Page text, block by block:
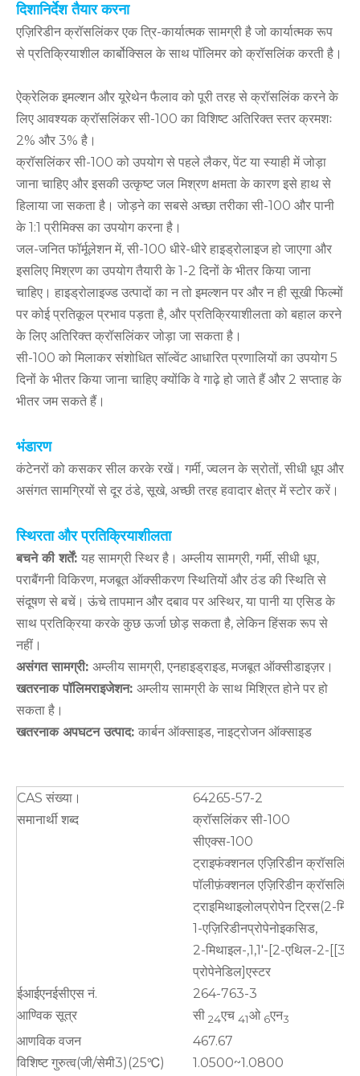
दिशानिर्देश तैयार करना
एज़िरिडीन क्रॉसलिंकर एक त्रि-कार्यात्मक सामग्री है जो कार्यात्मक रूप
से प्रतिक्रियाशील कार्बोक्सिल के साथ पॉलिमर को क्रॉसलिंक करती है।
ऐक्रेलिक इमल्शन और यूरेथेन फैलाव को पूरी तरह से क्रॉसलिंक करने के
लिए आवश्यक क्रॉसलिंकर सी-100 का विशिष्ट अतिरिक्त स्तर क्रमशः
2% और 3% है।
क्रॉसलिंकर सी-100 को उपयोग से पहले लैकर, पेंट या स्याही में जोड़ा
जाना चाहिए और इसकी उत्कृष्ट जल मिश्रण क्षमता के कारण इसे हाथ से
हिलाया जा सकता है। जोड़ने का सबसे अच्छा तरीका सी-100 और पानी
के 1:1 प्रीमिक्स का उपयोग करना है।
जल-जनित फॉर्मूलेशन में, सी-100 धीरे-धीरे हाइड्रोलाइज हो जाएगा और
इसलिए मिश्रण का उपयोग तैयारी के 1-2 दिनों के भीतर किया जाना
चाहिए। हाइड्रोलाइज्ड उत्पादों का न तो इमल्शन पर और न ही सूखी फिल्मों
पर कोई प्रतिकूल प्रभाव पड़ता है, और प्रतिक्रियाशीलता को बहाल करने
के लिए अतिरिक्त क्रॉसलिंकर जोड़ा जा सकता है।
सी-100 को मिलाकर संशोधित सॉल्वेंट आधारित प्रणालियों का उपयोग 5
दिनों के भीतर किया जाना चाहिए क्योंकि वे गाढ़े हो जाते हैं और 2 सप्ताह के
भीतर जम सकते हैं।
भंडारण
कंटेनरों को कसकर सील करके रखें। गर्मी, ज्वलन के स्रोतों, सीधी धूप और
असंगत सामग्रियों से दूर ठंडे, सूखे, अच्छी तरह हवादार क्षेत्र में स्टोर करें।
स्थिरता और प्रतिक्रियाशीलता
बचने की शर्तें: यह सामग्री स्थिर है। अम्लीय सामग्री, गर्मी, सीधी धूप,
पराबैंगनी विकिरण, मजबूत ऑक्सीकरण स्थितियों और ठंड की स्थिति से
संदूषण से बचें। ऊंचे तापमान और दबाव पर अस्थिर, या पानी या एसिड के
साथ प्रतिक्रिया करके कुछ ऊर्जा छोड़ सकता है, लेकिन हिंसक रूप से
नहीं।
असंगत सामग्री: अम्लीय सामग्री, एनहाइड्राइड, मजबूत ऑक्सीडाइज़र।
खतरनाक पॉलिमराइजेशन: अम्लीय सामग्री के साथ मिश्रित होने पर हो
सकता है।
खतरनाक अपघटन उत्पाद: कार्बन ऑक्साइड, नाइट्रोजन ऑक्साइड
CAS संख्या।
64265-57-2
समानार्थी शब्द
क्रॉसलिंकर सी-100
सीएक्स-100
ट्राइफंक्शनल एज़िरिडीन क्रॉसलिंकर
पॉलीफ़ंक्शनल एज़िरिडीन क्रॉसलिंकर
ट्राइमिथाइलोलप्रोपेन ट्रिस(2-
1-एज़िरिडीनप्रोपेनोइकसिड,
2-मिथाइल-,1,1′-[2-एथिल-2-[[3-
प्रोपेनेडिल]एस्टर
ईआईएनईसीएस नं.
264-763-3
आण्विक सूत्र
सी 24एच 41ओ 6एन3
आणविक वजन
467.67
विशिष्ट गुरुत्व(जी/सेमी3)(25℃)
1.0500~1.0800